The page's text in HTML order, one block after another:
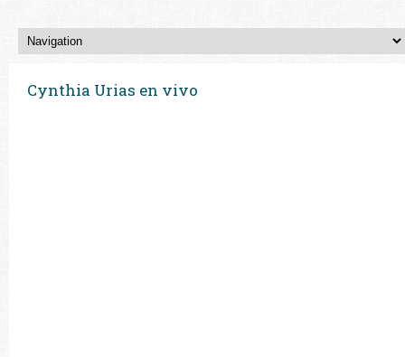
Cynthia Urias en vivo